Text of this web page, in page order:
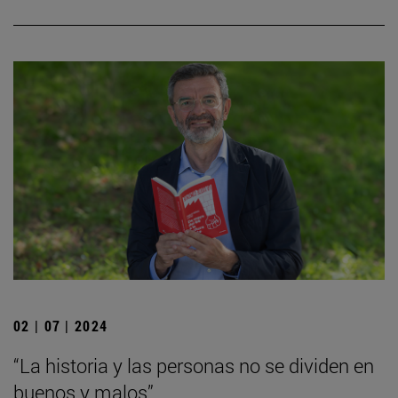
02 | 07 | 2024
“La historia y las personas no se dividen en
buenos y malos”